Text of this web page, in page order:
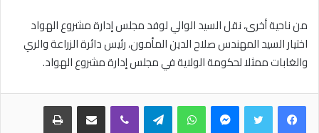
من ناحية أخرى، نقل السيد الوالي لوفد مجلس إدارة مشروع الهواد
اختيار السيد المهندس صلاح الدين المأمون، رئيس دائرة الزراعة والري
والغابات ممثلا لحكومة الولاية في مجلس إدارة مشروع الهواد.
فيسبوكتويتر ماسنجر واتساب تيلقرام ڤايبر مشاركة عبر البريد طباعة